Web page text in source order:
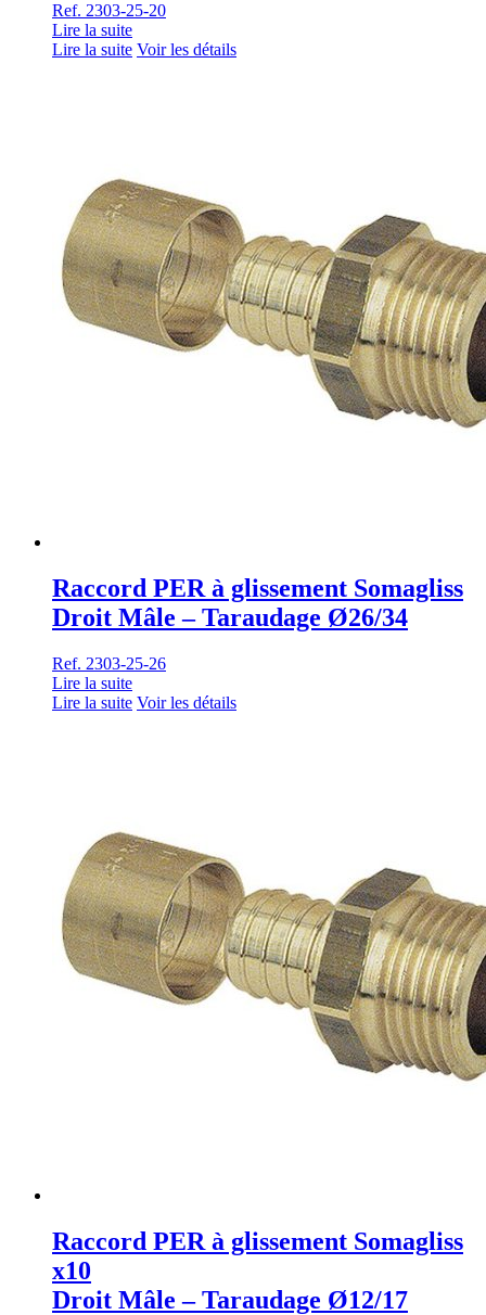
Ref. 2303-25-20
Lire la suite
Lire la suite Voir les détails
Raccord PER à glissement Somagliss
Droit Mâle – Taraudage Ø26/34
Ref. 2303-25-26
Lire la suite
Lire la suite Voir les détails
Raccord PER à glissement Somagliss
x10
Droit Mâle – Taraudage Ø12/17